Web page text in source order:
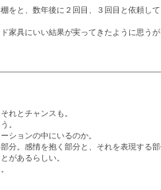
をと、数年後に２回目、３回目と依頼し
家具にいい結果が実ってきたように思う
れとチャンスも。
。
ションの中にいるのか。
分。感情を抱く部分と、それを表現する部
があるらしい。